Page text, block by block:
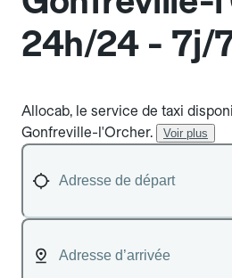
24h/24 - 7j/
Allocab, le service de taxi
Gonfreville-l'Orcher.
Voir plus